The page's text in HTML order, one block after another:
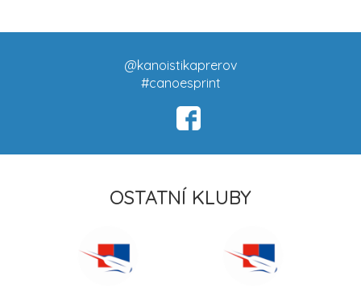
@kanoistikaprerov
#canoesprint
OSTATNÍ KLUBY